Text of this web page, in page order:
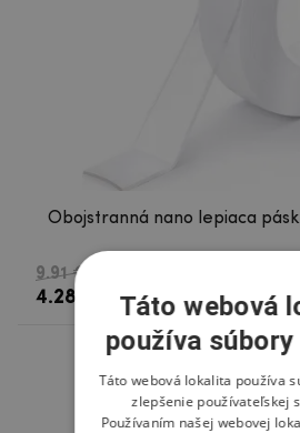
Obojstranná nano lepiaca
9.91 €
4.28 €
Táto webová
používa
Táto webová lokalita používa
zlepšenie používateľskej
Používaním našej webovej